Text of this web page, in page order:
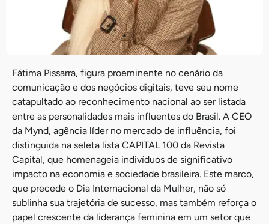
Fátima Pissarra, figura proeminente no cenário da
comunicação e dos negócios digitais, teve seu nome
catapultado ao reconhecimento nacional ao ser listada
entre as personalidades mais influentes do Brasil. A CEO
da Mynd, agência líder no mercado de influência, foi
distinguida na seleta lista CAPITAL 100 da Revista
Capital, que homenageia indivíduos de significativo
impacto na economia e sociedade brasileira. Este marco,
que precede o Dia Internacional da Mulher, não só
sublinha sua trajetória de sucesso, mas também reforça o
papel crescente da liderança feminina em um setor que